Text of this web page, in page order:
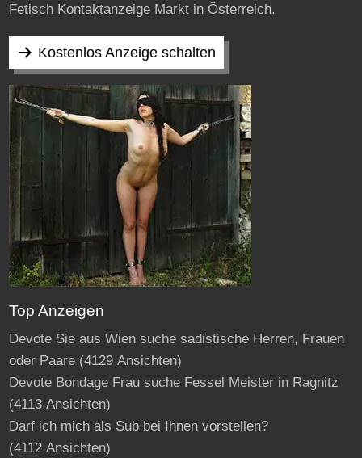
Fetisch Kontaktanzeige Markt in Österreich.
Kostenlos Anzeige schalten
Top Anzeigen
Devote Sie aus Wien suche sadistische Herren, Frauen
oder Paare(4129 Ansichten)
Devote Bondage Frau suche Fessel Meister in Ragnitz
(4113 Ansichten)
Darf ich mich als Sub bei Ihnen vorstellen?
(4112 Ansichten)